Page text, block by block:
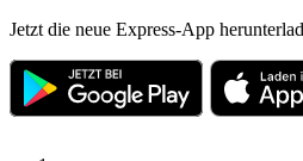
Jetzt die neue Express-App